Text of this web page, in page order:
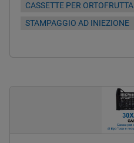
CASSETTE PER ORTOFRUTTA
STAMPAGGIO AD INIEZIONE